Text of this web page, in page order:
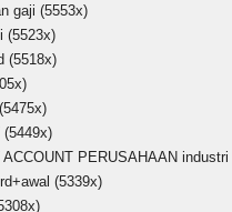
gaji (5553x)
(5523x)
(5518x)
(5475x)
(5449x)
ACCOUNT PERUSAHAAN industri
(5339x)